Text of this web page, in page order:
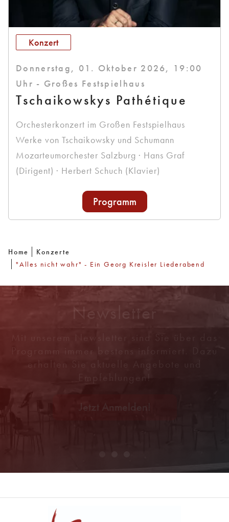
Konzert
Donnerstag, 01. Oktober 2026, 19:00
Uhr - Großes Festspielhaus
Tschaikowskys Pathétique
Orchesterkonzert im Großen Festspielhaus
Werke von Tschaikowsky und Schumann
Mozarteumorchester Salzburg · Hans Graf
(Dirigent) · Herbert Schuch (Klavier)
Programm
Home
Konzerte
"Alles nicht wahr" - Ein Georg Kreisler Liederabend
Newsletter
Programm immer bestens informiert. Dazu
erhalten Sie aktuelle Angebote und
Empfehlungen!
Jetzt Anmelden!